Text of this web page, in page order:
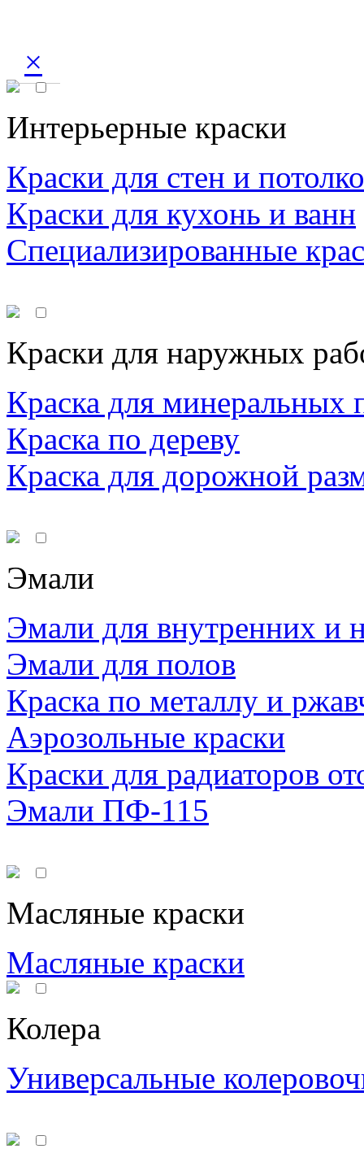
×
Интерьерные краски
Краски для стен и
Краски для кухонь и ванн
Специализированные
Краски для наружных
Краска для минеральных
Краска по дереву
Краска для дорожной
Эмали
Эмали для внутренних и
Эмали для полов
Краска по металлу и
Аэрозольные краски
Краски для радиаторов
Эмали ПФ-115
Масляные краски
Масляные краски
Колера
Универсальные